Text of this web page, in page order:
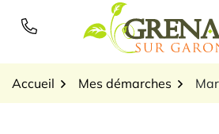
Logo
Accueil Mes démarches